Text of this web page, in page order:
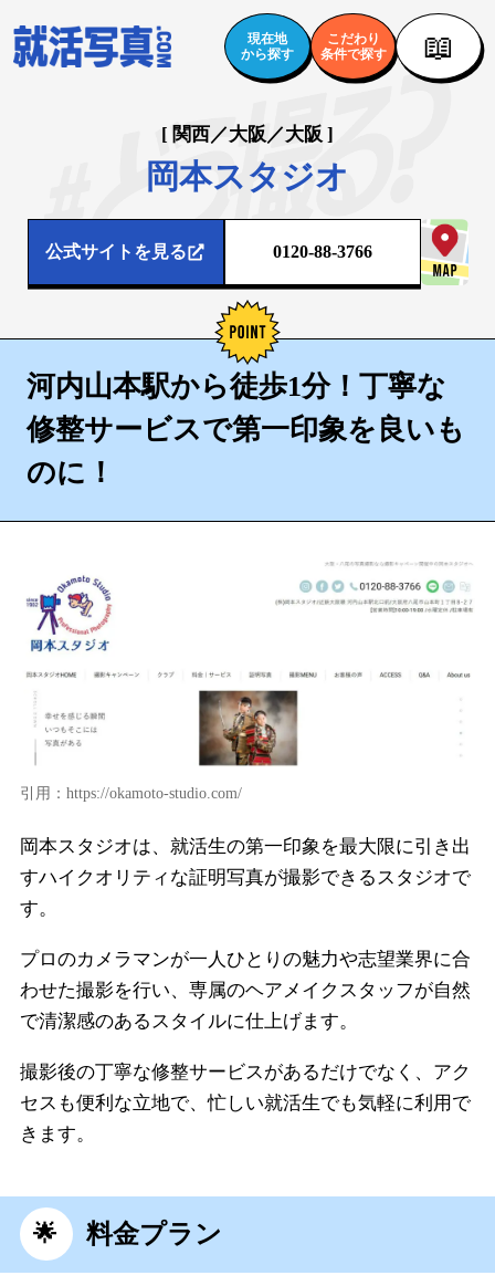
現在地
から探す
こだわり
条件で探す
📖
[ 関西／大阪／大阪 ]
岡本スタジオ
公式サイトを見る 0120-88-3766
河内山本駅から徒歩1分！丁寧な
修整サービスで第一印象を良いも
のに！
引用：https://okamoto-studio.com/
岡本スタジオは、就活生の第一印象を最大限に引き出
すハイクオリティな証明写真が撮影できるスタジオで
す。
プロのカメラマンが一人ひとりの魅力や志望業界に合
わせた撮影を行い、専属のヘアメイクスタッフが自然
で清潔感のあるスタイルに仕上げます。
撮影後の丁寧な修整サービスがあるだけでなく、アク
セスも便利な立地で、忙しい就活生でも気軽に利用で
きます。
料金プラン